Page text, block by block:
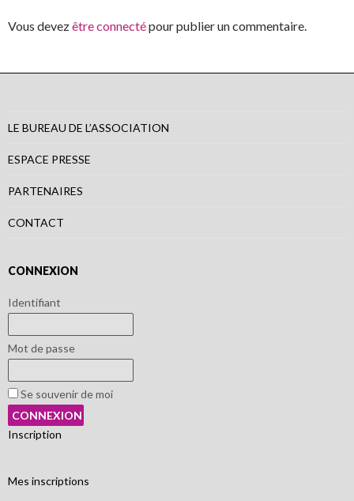
Vous devezêtre connectépour publier un commentaire.
LE BUREAU DE L’ASSOCIATION
ESPACE PRESSE
PARTENAIRES
CONTACT
CONNEXION
Identifiant
Mot de passe
Se souvenir de moi
Inscription
Mes inscriptions